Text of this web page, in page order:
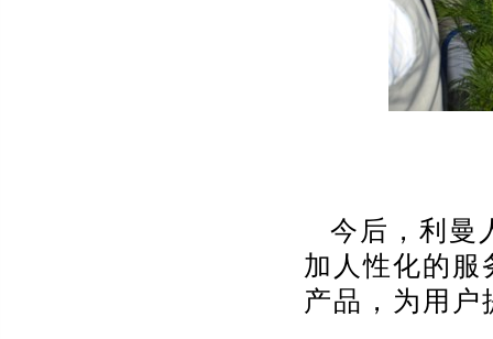
今后，利曼
加人性化的服
产品，为用户